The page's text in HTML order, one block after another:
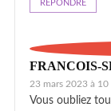
RÉPONDRE
FRANCOIS-
23 mars 2023 à
Vous oubliez